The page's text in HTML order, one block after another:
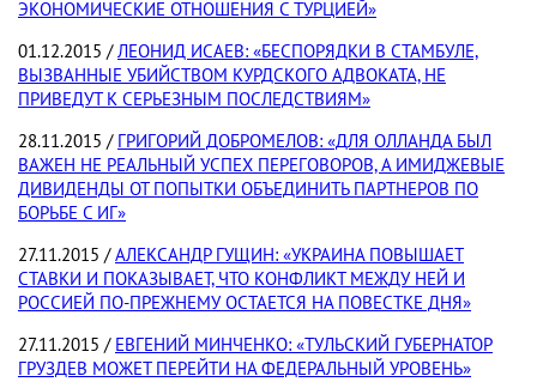
ЭКОНОМИЧЕСКИЕ ОТНОШЕНИЯ С ТУРЦИЕЙ»
01.12.2015 /ЛЕОНИД ИСАЕВ: «БЕСПОРЯДКИ В СТАМБУЛЕ,
ВЫЗВАННЫЕ УБИЙСТВОМ КУРДСКОГО АДВОКАТА, НЕ
ПРИВЕДУТ К СЕРЬЕЗНЫМ ПОСЛЕДСТВИЯМ»
28.11.2015 / ГРИГОРИЙ ДОБРОМЕЛОВ: «ДЛЯ ОЛЛАНДА БЫЛ
ВАЖЕН НЕ РЕАЛЬНЫЙ УСПЕХ ПЕРЕГОВОРОВ, А ИМИДЖЕВЫЕ
ДИВИДЕНДЫ ОТ ПОПЫТКИ ОБЪЕДИНИТЬ ПАРТНЕРОВ ПО
БОРЬБЕ С ИГ»
27.11.2015 /АЛЕКСАНДР ГУЩИН: «УКРАИНА ПОВЫШАЕТ
СТАВКИ И ПОКАЗЫВАЕТ, ЧТО КОНФЛИКТ МЕЖДУ НЕЙ И
РОССИЕЙ ПО-ПРЕЖНЕМУ ОСТАЕТСЯ НА ПОВЕСТКЕ ДНЯ»
27.11.2015 / ЕВГЕНИЙ МИНЧЕНКО: «ТУЛЬСКИЙ ГУБЕРНАТОР
ГРУЗДЕВ МОЖЕТ ПЕРЕЙТИ НА ФЕДЕРАЛЬНЫЙ УРОВЕНЬ»